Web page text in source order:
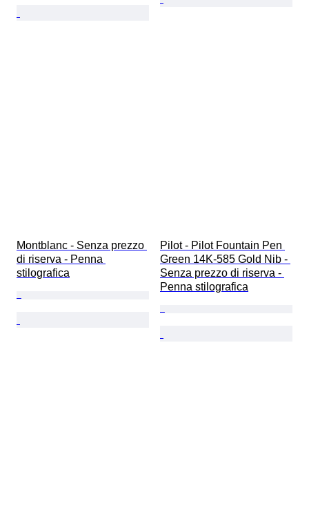
Montblanc - Senza prezzo
di riserva - Penna
stilografica
Pilot - Pilot Fountain Pen
Green 14K-585 Gold Nib -
Senza prezzo di riserva -
Penna stilografica